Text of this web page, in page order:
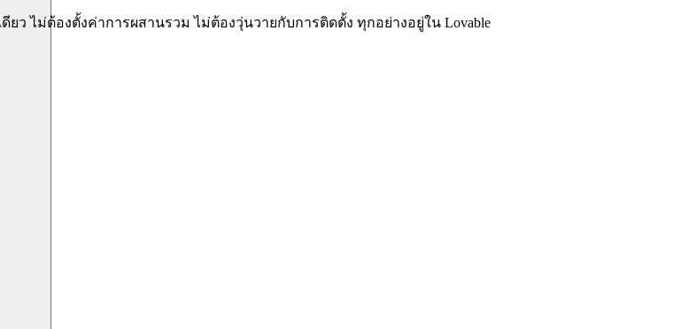
ว ไม่ต้องตั้งค่าการผสานรวม ไม่ต้องวุ่นวายกับการติดตั้ง ทุกอย่างอยู่ใน Lovable